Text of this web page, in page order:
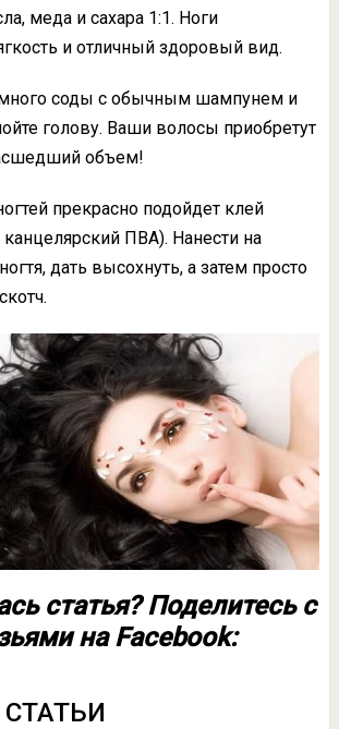
меда и сахара 1:1. Ноги
и отличный здоровый вид.
соды с обычным шампунем и
голову. Ваши волосы приобретут
объем!
прекрасно подойдет клей
ПВА). Нанести на
дать высохнуть, а затем просто
статья? Поделитесь с
на Facebook: